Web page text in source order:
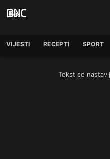
VIJESTI RECEPTI SPORT
Tekst se